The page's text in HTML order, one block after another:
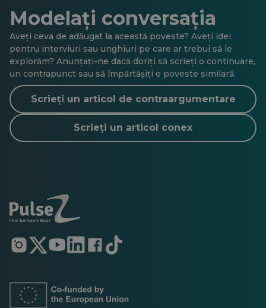
Modelați conversația
Aveți ceva de adăugat la această poveste? Aveți idei
pentru interviuri sau unghiuri pe care ar trebui să le
explorăm? Anunțați-ne dacă doriți să scrieți o continuare,
un contrapunct sau să împărtășiți o poveste similară.
Scrieți un articol de contraargumentare
Scrieți un articol conex
Se
deschide
filă
nouă
Se
deschide
filă
nouă
Se
deschide
filă
nouă
Se
deschide
filă
nouă
Se
deschide
filă
nouă
Se
deschide
nouă